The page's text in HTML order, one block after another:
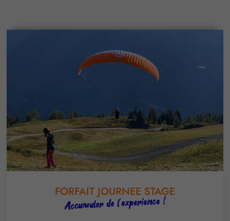
FORFAIT JOURNEE STAGE
Accumuler de l'experience !